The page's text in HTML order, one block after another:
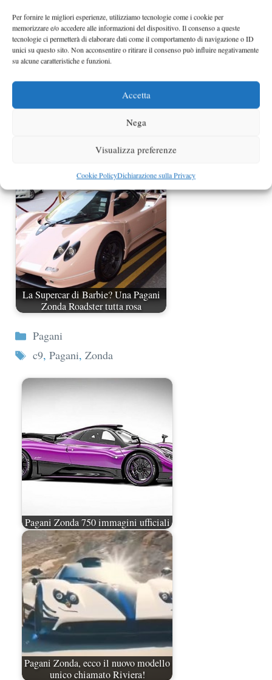
Per fornire le migliori esperienze, utilizziamo tecnologie come i cookie per
memorizzare e/o accedere alle informazioni del dispositivo. Il consenso a queste
tecnologie ci permetterà di elaborare dati come il comportamento di navigazione o ID
unici su questo sito. Non acconsentire o ritirare il consenso può influire negativamente
su alcune caratteristiche e funzioni.
Accetta
Nega
Visualizza preferenze
Cookie PolicyDichiarazione sulla Privacy
motore V12 6.0
La Supercar di Barbie? Una Pagani
Zonda Roadster tutta rosa
Categorie
Pagani
Tag
c9, Pagani, Zonda
Pagani Zonda 750 immagini ufficiali
Pagani Zonda, ecco il nuovo modello
unico chiamato Riviera!